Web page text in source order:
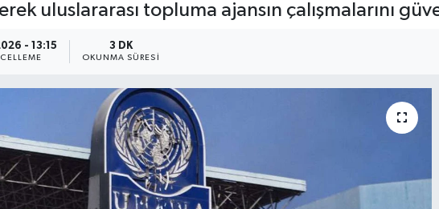
uluslararası topluma ajansın çalışmalarını
- 13:15 3 DK
OKUNMA SÜRESI